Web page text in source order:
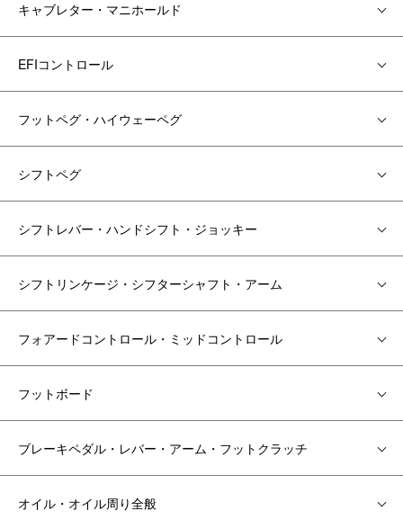
キャブレター・マニホールド
EFIコントロール
フットペグ・ハイウェーペグ
シフトペグ
シフトレバー・ハンドシフト・ジョッキー
シフトリンケージ・シフターシャフト・アーム
フォアードコントロール・ミッドコントロール
フットボード
ブレーキペダル・レバー・アーム・フットクラッチ
オイル・オイル周り全般